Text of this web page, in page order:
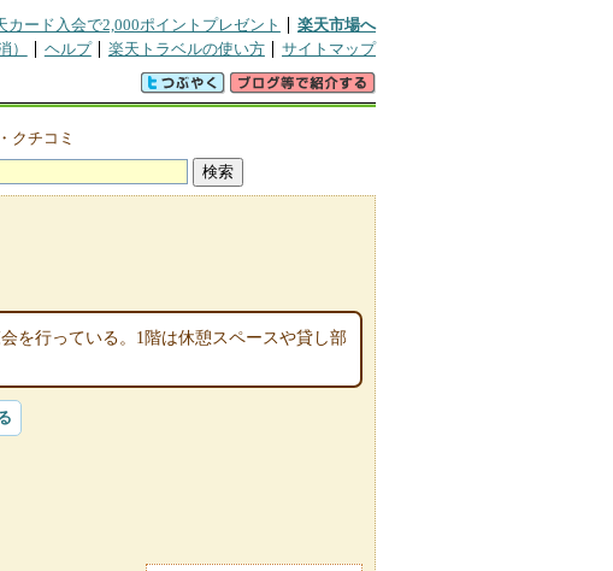
カード入会で2,000ポイントプレゼント
楽天市場へ
） ヘルプ 楽天トラベルの使い方 サイトマップ
クチコミ
を行っている。1階は休憩スペースや貸し部